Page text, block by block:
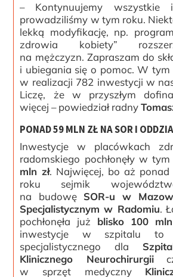
– Kontynuujemy wszystkie
prowadziliśmy w tym roku.
lekką modyfikację, np.
zdrowia kobiety”
na mężczyzn. Zapraszam do
i ubiegania się o pomoc. W
w realizacji 782 inwestycji w
Liczę, że w przyszłym
więcej – powiedział radny
PONAD 59 MLN ZŁ NA SOR I
Inwestycje w placówkach
radomskiego pochłonęły w
mln zł. Najwięcej, bo aż
roku sejmik
na budowę SOR-u w
Specjalistycznym w Radomiu.
pochłonęła już blisko 100
inwestycje w szpitalu to
specjalistycznego dla
Klinicznego Neurochirurgii
w sprzęt medyczny